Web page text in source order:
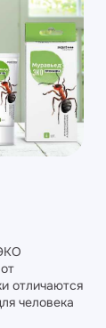
отличаются
человека